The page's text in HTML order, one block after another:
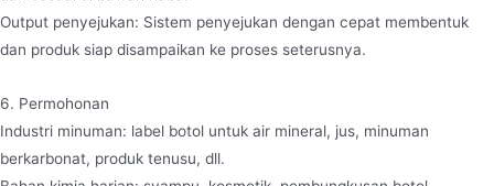
Output penyejukan: Sistem penyejukan dengan cepat membentuk
dan produk siap disampaikan ke proses seterusnya.
6. Permohonan
Industri minuman: label botol untuk air mineral, jus, minuman
berkarbonat, produk tenusu, dll.